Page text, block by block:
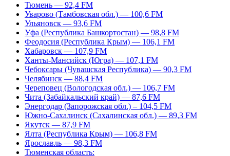
Тюмень — 92,4 FM
Уварово (Тамбовская обл.) — 100,6 FM
Ульяновск — 93,6 FM
Уфа (Республика Башкортостан) — 98,8 FM
Феодосия (Республика Крым) — 106,1 FM
Хабаровск — 107,9 FM
Ханты-Мансийск (Югра) — 107,1 FM
Чебоксары (Чувашская Республика) — 90,3 FM
Челябинск — 88,4 FM
Череповец (Вологодская обл.) — 106,7 FM
Чита (Забайкальский край) — 87,6 FM
Энергодар (Запорожская обл.) – 104,5 FM
Южно-Сахалинск (Сахалинская обл.) — 89,3 FM
Якутск — 87,9 FM
Ялта (Республика Крым) — 106,8 FM
Ярославль — 98,3 FM
Тюменская область: